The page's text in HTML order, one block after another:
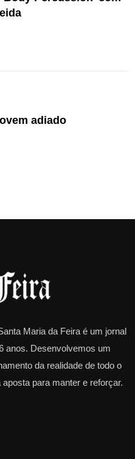
adiado
Maria da Feira é um jornal
anos. Desenvolvemos um
da realidade de todo o
para manter e reforçar.